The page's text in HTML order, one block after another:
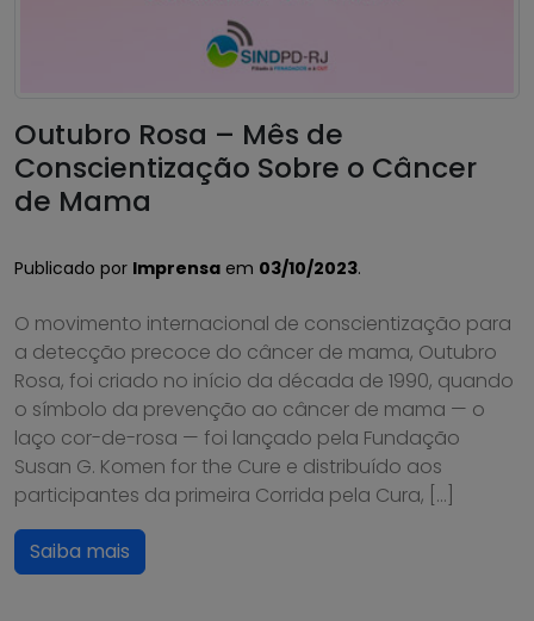
Outubro Rosa – Mês de
Conscientização Sobre o Câncer
de Mama
Publicado por Imprensa em 03/10/2023.
O movimento internacional de conscientização para
a detecção precoce do câncer de mama, Outubro
Rosa, foi criado no início da década de 1990, quando
o símbolo da prevenção ao câncer de mama — o
laço cor-de-rosa — foi lançado pela Fundação
Susan G. Komen for the Cure e distribuído aos
participantes da primeira Corrida pela Cura, […]
Saiba mais